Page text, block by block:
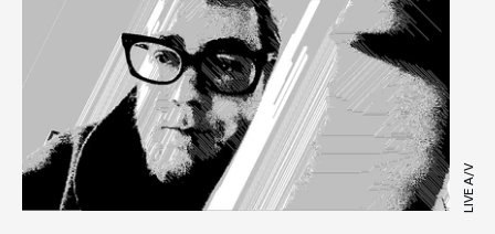
Bass
Breakbeat
Broken Beat
Classical
Club
LIVE A/V